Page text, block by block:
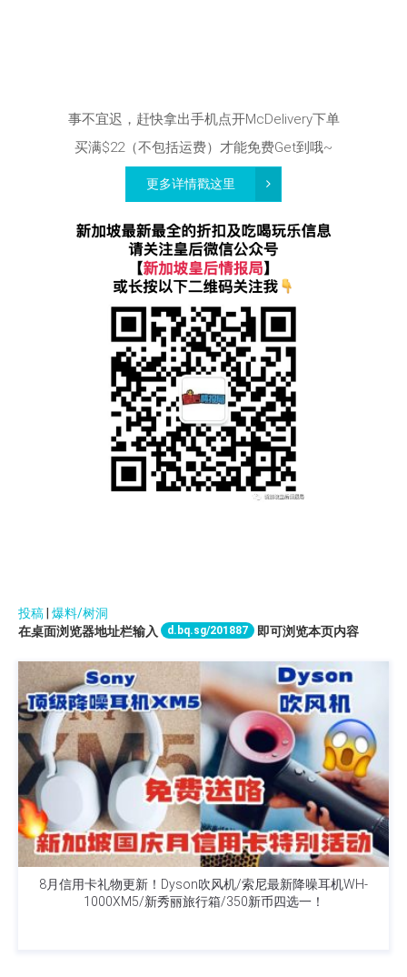
事不宜迟，赶快拿出手机点开McDelivery下单
买满$22（不包括运费）才能免费Get到哦~
更多详情戳这里
投稿| 爆料/树洞
在桌面浏览器地址栏输入
d.bq.sg/201887 即可浏览本页内容
8月信用卡礼物更新！Dyson吹风机/索尼最新降噪耳机WH-
1000XM5/新秀丽旅行箱/350新币四选一！